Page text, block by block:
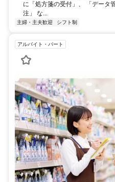
に「処方箋の受付」、 「データ
注」 な...
主婦・主夫歓迎 シフト制
アルバイト・パート